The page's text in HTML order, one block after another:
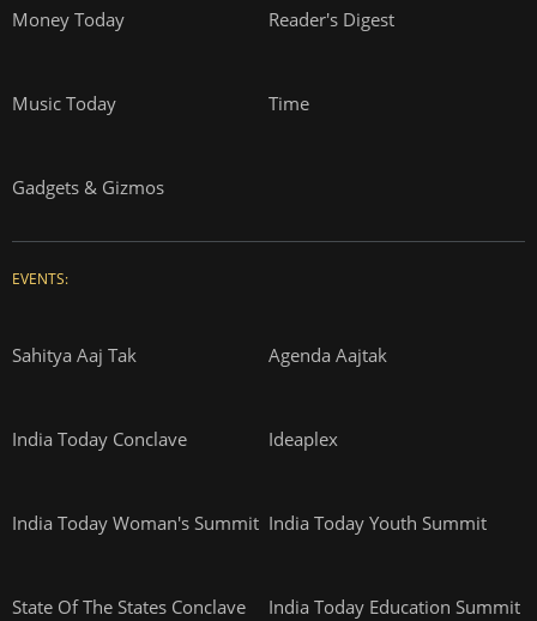
Money Today Reader's Digest
Music Today Time
Gadgets & Gizmos
EVENTS:
Sahitya Aaj Tak Agenda Aajtak
India Today Conclave Ideaplex
India Today Woman's Summit India Today Youth Summit
State Of The States Conclave India Today Education Summit